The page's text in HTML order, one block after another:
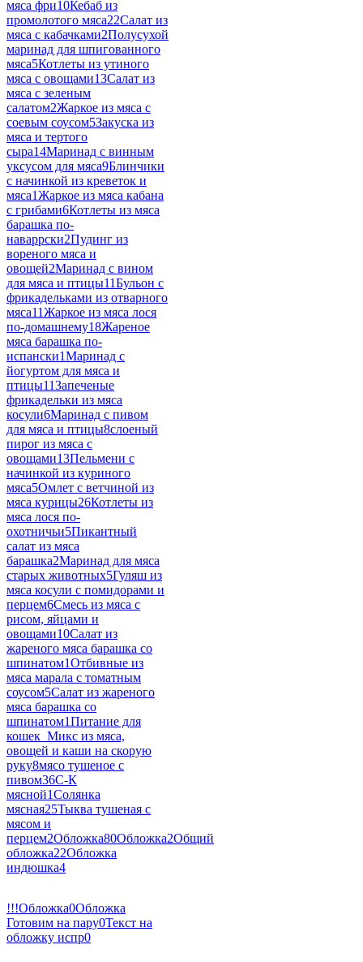
мяса фри10Кебаб из
промолотого мяса22Салат из
мяса с кабачками2Полусухой
маринад для шпигованного
мяса5Котлеты из утиного
мяса с овощами13Салат из
мяса с зеленым
салатом2Жаркое из мяса с
соевым соусом5Закуска из
мяса и тертого
сыра14Маринад с винным
уксусом для мяса9Блинчики
с начинкой из креветок и
мяса1Жаркое из мяса кабана
с грибами6Котлеты из мяса
барашка по-
наваррски2Пудинг из
вореного мяса и
овощей2Маринад с вином
для мяса и птицы11Бульон с
фрикадельками из отварного
мяса11Жаркое из мяса лося
по-домашнему18Жареное
мяса барашка по-
испански1Маринад с
йогуртом для мяса и
птицы11Запеченые
фрикадельки из мяса
косули6Маринад с пивом
для мяса и птицы8слоеный
пирог из мяса с
овощами13Пельмени с
начинкой из куриного
мяса5Омлет с ветчиной из
мяса курицы26Котлеты из
мяса лося по-
охотничьи5Пикантный
салат из мяса
барашка2Маринад для мяса
старых животных5Гуляш из
мяса косули с помидорами и
перцем6Смесь из мяса с
рисом, яйцами и
овощами10Салат из
жареного мяса барашка со
шпинатом1Отбивные из
мяса марала с томатным
соусом5Салат из жареного
мяса барашка со
шпинатом1Питание для
кошек_Микс из мяса,
овощей и каши на скорую
руку8мясо тушеное с
пивом36С-К
мясной1Солянка
мясная25Тыква тушеная с
мясом и
перцем2Обложка80Обложка2Общий
обложка22Обложка
индюшка4
!!!Обложка0Обложка
Готовим на пару0Текст на
обложку испр0